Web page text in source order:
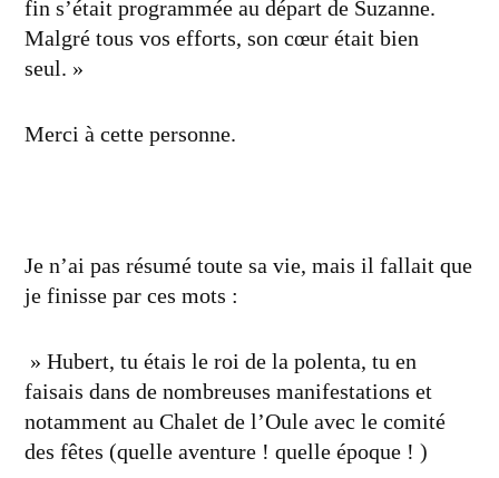
fin s’était programmée au départ de Suzanne.
Malgré tous vos efforts, son cœur était bien
seul. »
Merci à cette personne.
Je n’ai pas résumé toute sa vie, mais il fallait que
je finisse par ces mots :
» Hubert, tu étais le roi de la polenta, tu en
faisais dans de nombreuses manifestations et
notamment au Chalet de l’Oule avec le comité
des fêtes (quelle aventure ! quelle époque ! )